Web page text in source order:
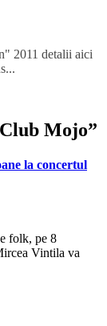
2011 detalii aici
Mojo”
la concertul
folk, pe 8
Vintila va